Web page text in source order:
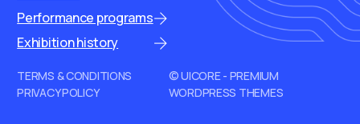
Performance programs
Exhibition history
TERMS & CONDITIONS
PRIVACY POLICY
© UICORE - PREMIUM
WORDPRESS THEMES